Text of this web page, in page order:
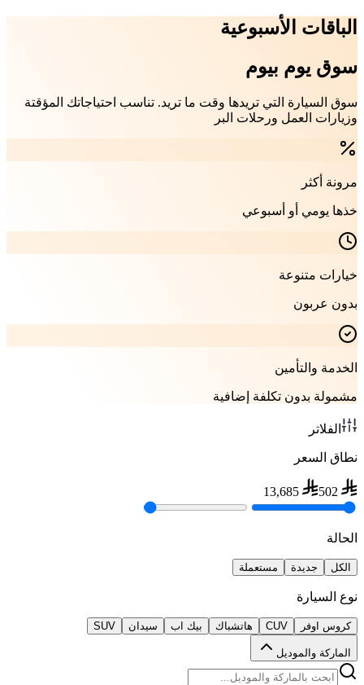
الباقات الأسبوعية
سوق يوم بيوم
سوق السيارة التي تريدها وقت ما تريد. تناسب احتياجاتك المؤقتة
وزيارات العمل ورحلات البر
مرونة أكثر
خذها يومي أو أسبوعي
خيارات متنوعة
بدون عربون
الخدمة والتأمين
مشمولة بدون تكلفة إضافية
الفلاتر
نطاق السعر
502
13,685
الحالة
الكل جديدة مستعملة
نوع السيارة
كروس اوفر CUV هاتشباك بيك اب سيدان SUV
الماركة والموديل